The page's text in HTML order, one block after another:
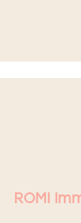
ROMI